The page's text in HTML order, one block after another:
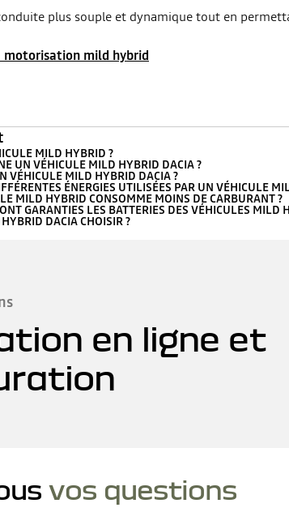
plus souple et dynamique tout en
motorisation mild hybrid
MILD HYBRID ?
UN VÉHICULE MILD HYBRID DACIA ?
VÉHICULE MILD HYBRID DACIA ?
ÉNERGIES UTILISÉES PAR UN VÉHICULE
MILD HYBRID CONSOMME MOINS DE CARBURANT ?
GARANTIES LES BATTERIES DES VÉHICULES MILD
DACIA CHOISIR ?
en ligne et
vos questions